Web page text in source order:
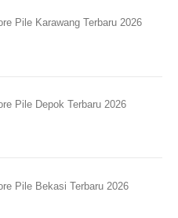
Pile Karawang Terbaru 2026
Pile Depok Terbaru 2026
Pile Bekasi Terbaru 2026